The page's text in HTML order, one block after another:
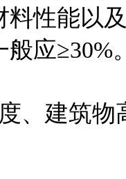
料性能以
应≥30%
、建筑